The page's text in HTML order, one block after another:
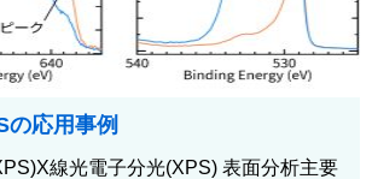
の応用事例
線光電子分光(XPS) 表面分析主要